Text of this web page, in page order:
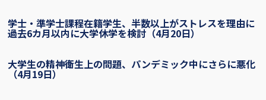
学士・準学士課程在籍学生、半数以上がストレスを理由に
過去6カ月以内に大学休学を検討（4月20日）
大学生の精神衛生上の問題、パンデミック中にさらに悪化
（4月19日）